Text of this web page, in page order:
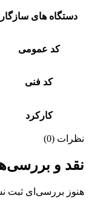
دستگاه های سازگار
کد عمومی
کد فنی
کارکرد
نظرات (0)
نقد و
هنوز بررسی‌ای ثبت